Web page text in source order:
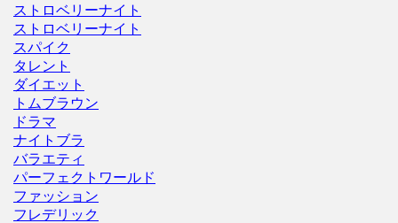
ストロベリーナイト
ストロベリーナイト
スパイク
タレント
ダイエット
トムブラウン
ドラマ
ナイトブラ
バラエティ
パーフェクトワールド
ファッション
フレデリック